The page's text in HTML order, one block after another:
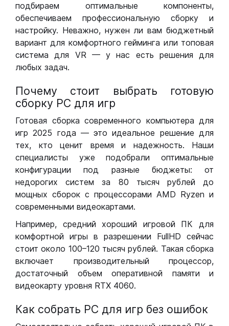
подбираем оптимальные компоненты,
обеспечиваем профессиональную сборку и
настройку. Неважно, нужен ли вам бюджетный
вариант для комфортного гейминга или топовая
система для VR — у нас есть решения для
любых задач.
Почему стоит выбрать готовую
сборку РС для игр
Готовая сборка современного компьютера для
игр 2025 года — это идеальное решение для
тех, кто ценит время и надежность. Наши
специалисты уже подобрали оптимальные
конфигурации под разные бюджеты: от
недорогих систем за 80 тысяч рублей до
мощных сборок с процессорами AMD Ryzen и
современными видеокартами.
Например, средний хороший игровой ПК для
комфортной игры в разрешении FullHD сейчас
стоит около 100–120 тысяч рублей. Такая сборка
включает производительный процессор,
достаточный объем оперативной памяти и
видеокарту уровня RTX 4060.
Как собрать РС для игр без ошибок